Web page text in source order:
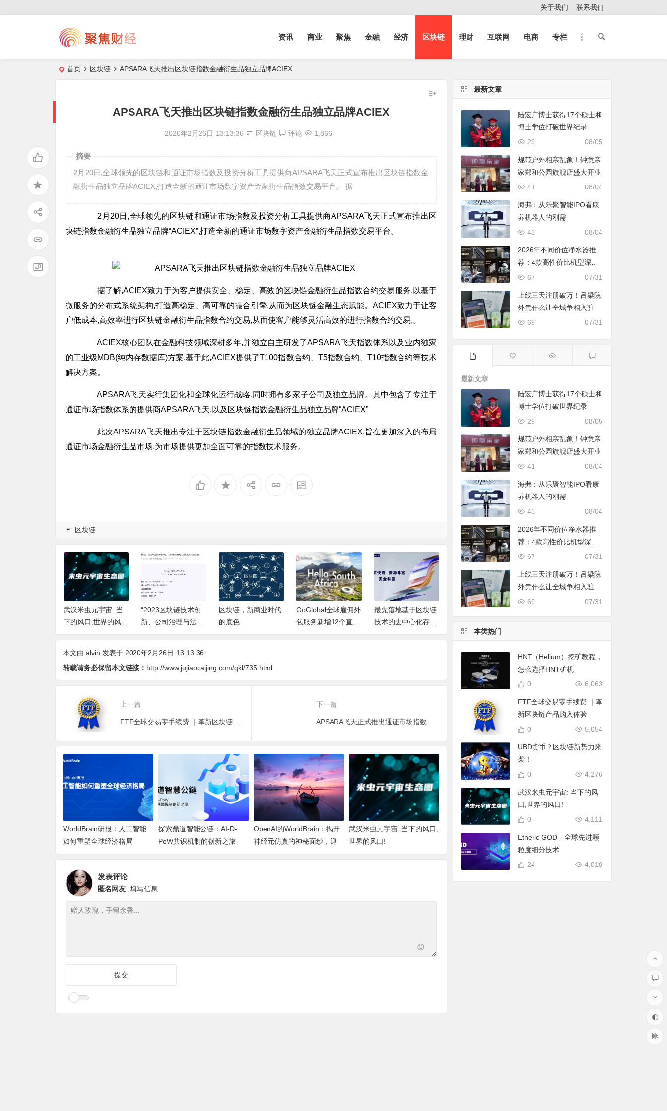
关于我们 联系我们
资讯 商业 聚焦 金融 经济 区块链 理财 互联网 电商 专栏
首页 区块链 APSARA飞天推出区块链指数金融衍生品独立品牌ACIEX
APSARA飞天推出区块链指数金融衍生品独立品牌ACIEX
2020年2月26日 13:13:36 区块链 评论 1,866
摘要
2月20日,全球领先的区块链和通证市场指数及投资分析工具提供商APSARA飞天正式宣布推出区块链指数金
融衍生品独立品牌ACIEX,打造全新的通证市场数字资产金融衍生品指数交易平台。 据
2月20日,全球领先的区块链和通证市场指数及投资分析工具提供商APSARA飞天正式宣布推出区
块链指数金融衍生品独立品牌“ACIEX”,打造全新的通证市场数字资产金融衍生品指数交易平台。
据了解,ACIEX致力于为客户提供安全、稳定、高效的区块链金融衍生品指数合约交易服务,以基于
微服务的分布式系统架构,打造高稳定、高可靠的撮合引擎,从而为区块链金融生态赋能。ACIEX致力于让客
户低成本,高效率进行区块链金融衍生品指数合约交易,从而使客户能够灵活高效的进行指数合约交易,。
ACIEX核心团队在金融科技领域深耕多年,并独立自主研发了APSARA飞天指数体系以及业内独家
的工业级MDB(纯内存数据库)方案,基于此,ACIEX提供了T100指数合约、T5指数合约、T10指数合约等技术
解决方案。
APSARA飞天实行集团化和全球化运行战略,同时拥有多家子公司及独立品牌。其中包含了专注于
通证市场指数体系的提供商APSARA飞天,以及区块链指数金融衍生品独立品牌“ACIEX”
此次APSARA飞天推出专注于区块链指数金融衍生品领域的独立品牌ACIEX,旨在更加深入的布局
通证市场金融衍生品市场,为市场提供更加全面可靠的指数技术服务。
区块链
武汉米虫元宇宙: 当
下的风口,世界的风
口!
“2023区块链技术创
新、公司治理与法律
规制”研讨会举行
区块链，新商业时代
的底色
GoGlobal全球雇佣外
包服务新增12个直营
国家，首次进入非洲
最先落地基于区块链
技术的去中心化存储
云——小龙云
共探共推Web3游戏
亮相Token2049亚洲
本文由 alvin 发表于 2020年2月26日 13:13:36
转载请务必保留本文链接： http://www.jujiaocaijing.com/qkl/735.html
上一篇 下一篇
WorldBrain研报：人工智能
如何重塑全球经济格局
探索鼎道智能公链：AI-D-
PoW共识机制的创新之旅
OpenAI的WorldBrain：揭开
神经元仿真的神秘面纱，迎
接机器深度思考的新纪元
武汉米虫元宇宙: 当下的风口,
世界的风口!
发表评论
匿名网友 填写信息
最新文章
陆宏广博士获得17个硕士和
博士学位打破世界纪录
08/05
29
规范户外相亲乱象！钟意亲
家郑和公园旗舰店盛大开业
08/04
41
海弗：从乐聚智能IPO看康
养机器人的刚需
08/04
43
2026年不同价位净水器推
荐：4款高性价比机型深度
对比，照着买不踩坑
07/31
67
上线三天注册破万！吕梁院
外凭什么让全城争相入驻
07/31
69
最新文章
陆宏广博士获得17个硕士和
博士学位打破世界纪录
08/05
29
规范户外相亲乱象！钟意亲
家郑和公园旗舰店盛大开业
08/04
41
海弗：从乐聚智能IPO看康
养机器人的刚需
08/04
43
2026年不同价位净水器推
荐：4款高性价比机型深度
对比，照着买不踩坑
07/31
67
上线三天注册破万！吕梁院
外凭什么让全城争相入驻
07/31
69
本类热门
HNT（Helium）挖矿教程，
怎么选择HNT矿机
6,063
0
FTF全球交易零手续费 ｜革
新区块链产品购入体验
5,054
0
UBD货币？区块链新势力来
袭！
4,276
0
武汉米虫元宇宙: 当下的风
口,世界的风口!
4,111
0
Etheric GOD—全球先进颗
粒度细分技术
4,018
24